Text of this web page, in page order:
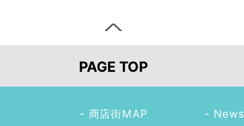
PAGE TOP
商店街MAP
News